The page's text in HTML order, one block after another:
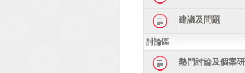
建議及問題
討論區
熱門討論及個案